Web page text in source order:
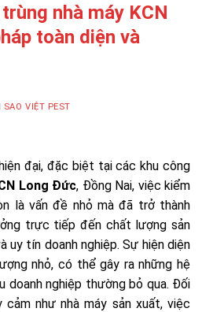
nhà máy KCN
toàn diện và
SAO VIỆT PEST
đại, đặc biệt tại các khu công
Long Đức, Đồng Nai, việc kiểm
là vấn đề nhỏ mà đã trở thành
trực tiếp đến chất lượng sản
uy tín doanh nghiệp. Sự hiện diện
nhỏ, có thể gây ra những hệ
doanh nghiệp thường bỏ qua. Đối
như nhà máy sản xuất, việc